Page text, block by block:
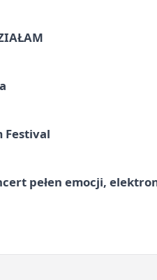
Festival
pełen emocji,